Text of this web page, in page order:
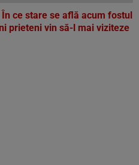
ce stare se află acum fostul
prieteni vin să-l mai viziteze